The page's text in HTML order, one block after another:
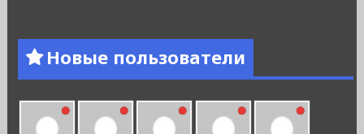
Новые пользователи